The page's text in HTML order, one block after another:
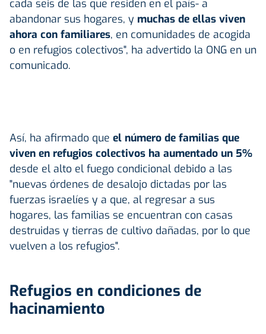
cada seis de las que residen en el país- a
abandonar sus hogares, y muchas de ellas viven
ahora con familiares, en comunidades de acogida
o en refugios colectivos", ha advertido la ONG en un
comunicado.
Así, ha afirmado que el número de familias que
viven en refugios colectivos ha aumentado un 5%
desde el alto el fuego condicional debido a las
"nuevas órdenes de desalojo dictadas por las
fuerzas israelíes y a que, al regresar a sus
hogares, las familias se encuentran con casas
destruidas y tierras de cultivo dañadas, por lo que
vuelven a los refugios".
Refugios en condiciones de
hacinamiento